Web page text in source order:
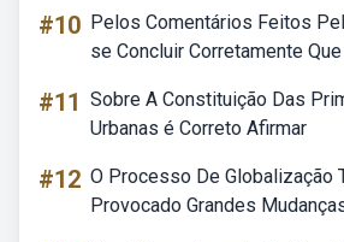
#10 Pelos Comentários Feitos
se Concluir Corretamente Que
#11 Sobre A Constituição Das
Urbanas é Correto Afirmar
#12 O Processo De Globalização
Provocado Grandes